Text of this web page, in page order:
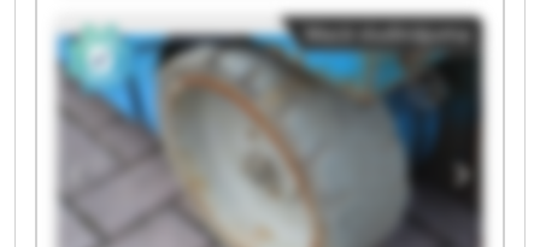
Lines UBL S.r.l. Used Bottling Lines UBL S.r.l.
Used Bottling Lines UBL S.r.l. Used Bottling Lines
UBL S.r.l. Used Bottling Lines UBL S.r.l. Used
Bottling Lines UBL S.r.l. Used Bottling Lines UBL
S.r.l. Used Bottling Lines UBL S.r.l. Used Bottling
Lines UBL S.r.l. Used Bottling Lines UBL S.r.l.
Used Bottling Lines UBL S.r.l. Used Bottling Lines
UBL S.r.l. Used Bottling Lines UBL S.r.l. Used
Bottling Lines UBL S.r.l.
Mazā sludinājuma